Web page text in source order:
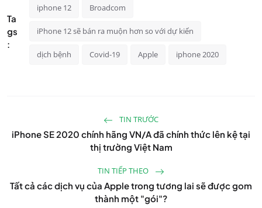
Ta
gs
:
iphone 12 Broadcom
iPhone 12 sẽ bán ra muộn hơn so với dự kiến
dịch bệnh Covid-19 Apple iphone 2020
TIN TRƯỚC
iPhone SE 2020 chính hãng VN/A đã chính thức lên kệ tại
thị trường Việt Nam
TIN TIẾP THEO
Tất cả các dịch vụ của Apple trong tương lai sẽ được gom
thành một "gói"?